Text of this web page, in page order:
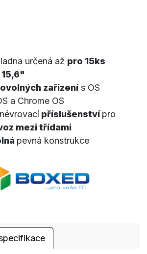
určená až pro 15ks
zařízenís OS
a Chrome OS
příslušenstvípro
mezi třídami
pevná konstrukce